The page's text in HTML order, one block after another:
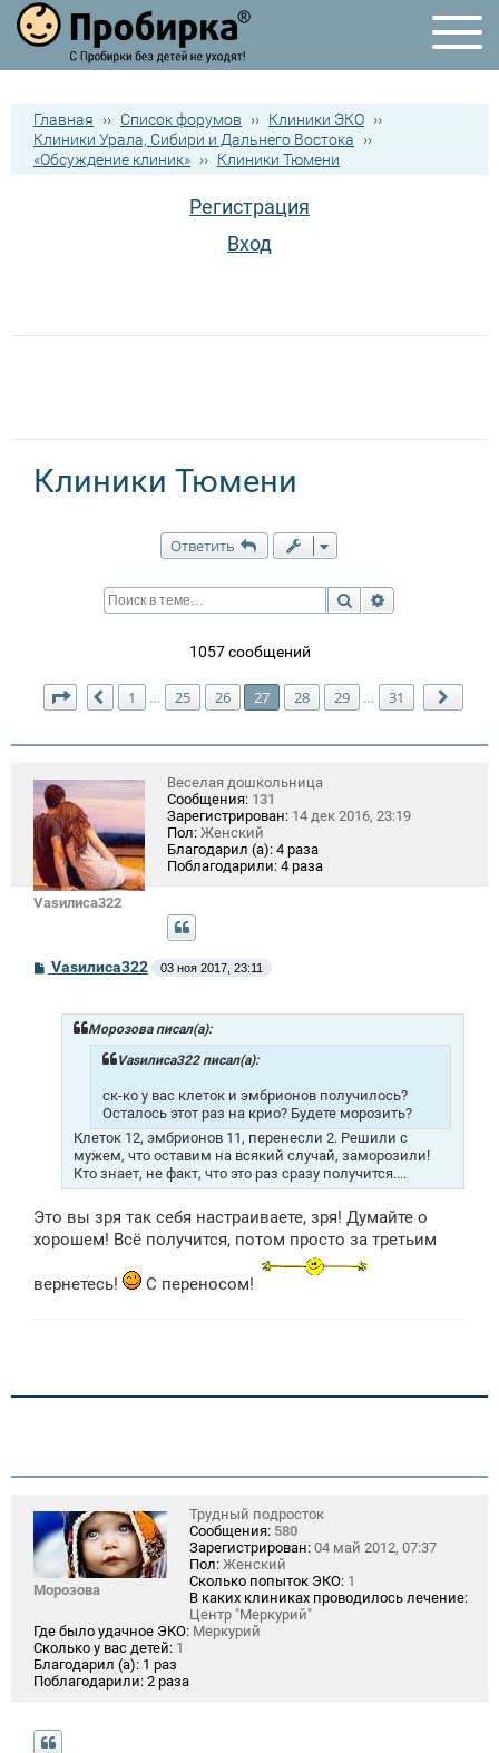
Главная ›› Список форумов ›› Клиники ЭКО ››
Клиники Урала, Сибири и Дальнего Востока
››
«Обсуждение клиник» ›› Клиники Тюмени
Регистрация
Вход
Клиники Тюмени
Ответить
Поиск
1057 сообщений
Страница 27 из31
Пред.
1 … 25 26 27 28 29 … 31
Vasилиса322
Веселая дошкольница
Сообщения: 131
Зарегистрирован: 14 дек 2016, 23:19
Пол: Женский
Благодарил (а): 4 раза
Поблагодарили: 4 раза
СVasилиса322 03 ноя 2017, 23:11
Морозова писал(а):
Vasилиса322 писал(а):
ск-ко у вас клеток и эмбрионов получилось?
Осталось этот раз на крио? Будете морозить?
Клеток 12, эмбрионов 11, перенесли 2. Решили с
мужем, что оставим на всякий случай, заморозили!
Кто знает, не факт, что это раз сразу получится....
Это вы зря так себя настраиваете, зря! Думайте о
хорошем! Всё получится, потом просто за третьим
вернетесь! С переносом!
Морозова
Трудный подросток
Сообщения: 580
Зарегистрирован: 04 май 2012, 07:37
Пол: Женский
Сколько попыток ЭКО: 1
В каких клиниках проводилось лечение:
Центр "Меркурий"
Где было удачное ЭКО: Меркурий
Сколько у вас детей: 1
Благодарил (а): 1 раз
Поблагодарили: 2 раза